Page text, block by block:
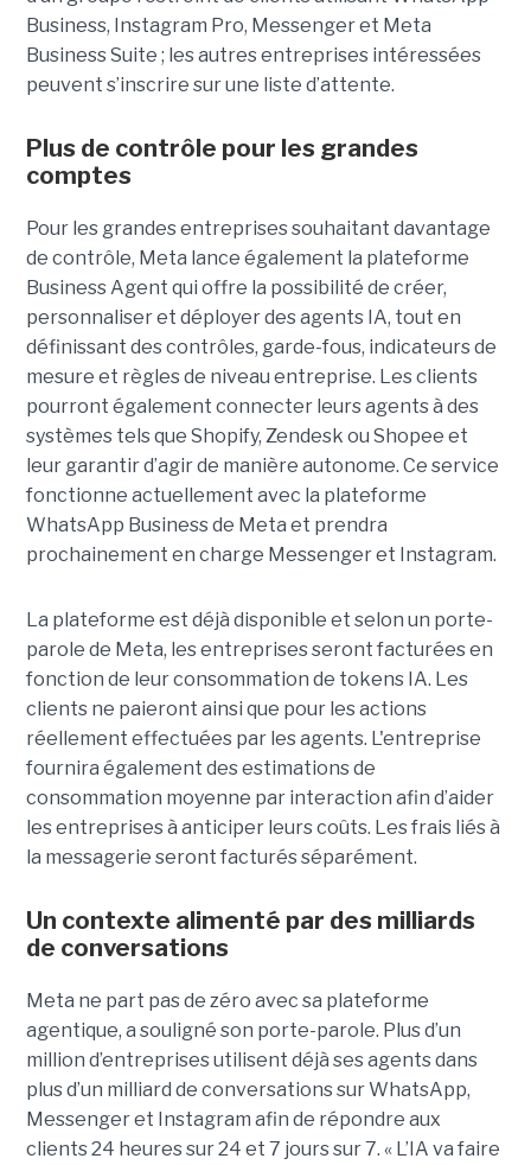
Business, Instagram Pro, Messenger et Meta
Business Suite ; les autres entreprises intéressées
peuvent s’inscrire sur une liste d’attente.
Plus de contrôle pour les grandes
comptes
Pour les grandes entreprises souhaitant davantage
de contrôle, Meta lance également la plateforme
Business Agent qui offre la possibilité de créer,
personnaliser et déployer des agents IA, tout en
définissant des contrôles, garde-fous, indicateurs de
mesure et règles de niveau entreprise. Les clients
pourront également connecter leurs agents à des
systèmes tels que Shopify, Zendesk ou Shopee et
leur garantir d’agir de manière autonome. Ce service
fonctionne actuellement avec la plateforme
WhatsApp Business de Meta et prendra
prochainement en charge Messenger et Instagram.
La plateforme est déjà disponible et selon un porte-
parole de Meta, les entreprises seront facturées en
fonction de leur consommation de tokens IA. Les
clients ne paieront ainsi que pour les actions
réellement effectuées par les agents. L'entreprise
fournira également des estimations de
consommation moyenne par interaction afin d’aider
les entreprises à anticiper leurs coûts. Les frais liés à
la messagerie seront facturés séparément.
Un contexte alimenté par des milliards
de conversations
Meta ne part pas de zéro avec sa plateforme
agentique, a souligné son porte-parole. Plus d’un
million d’entreprises utilisent déjà ses agents dans
plus d’un milliard de conversations sur WhatsApp,
Messenger et Instagram afin de répondre aux
clients 24 heures sur 24 et 7 jours sur 7. « L’IA va faire